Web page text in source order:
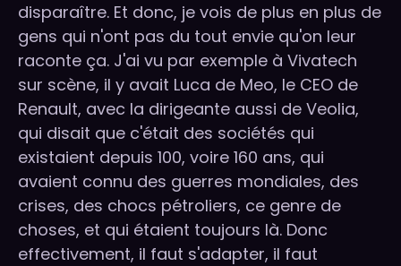
disparaître. Et donc, je vois de plus en plus de
gens qui n'ont pas du tout envie qu'on leur
raconte ça. J'ai vu par exemple à Vivatech
sur scène, il y avait Luca de Meo, le CEO de
Renault, avec la dirigeante aussi de Veolia,
qui disait que c'était des sociétés qui
existaient depuis 100, voire 160 ans, qui
avaient connu des guerres mondiales, des
crises, des chocs pétroliers, ce genre de
choses, et qui étaient toujours là. Donc
effectivement, il faut s'adapter, il faut